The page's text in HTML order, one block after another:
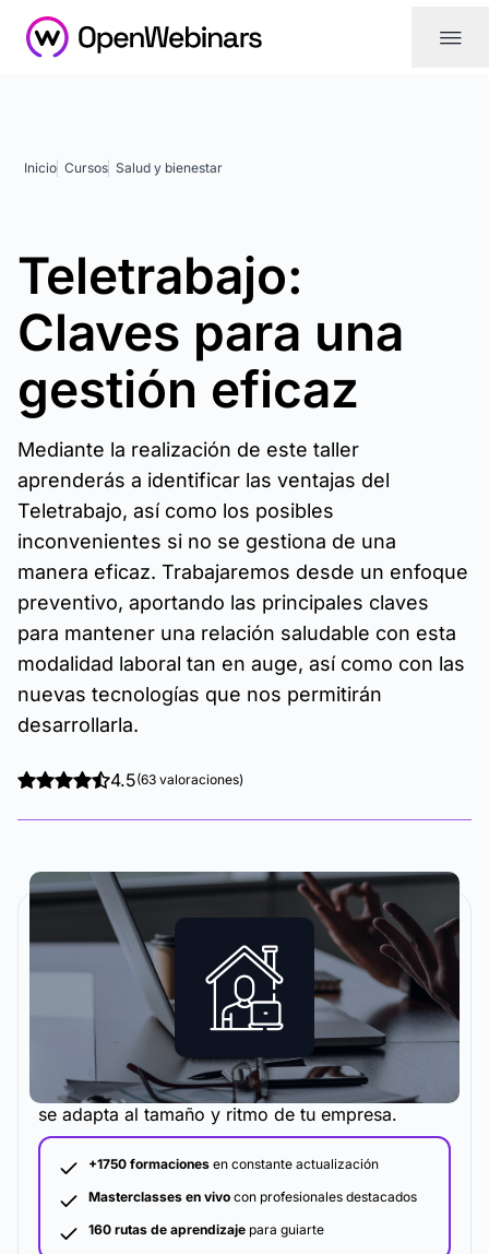
|||
Inicio Cursos Salud y bienestar
Teletrabajo:
Claves para una
gestión eficaz
Mediante la realización de este taller
aprenderás a identificar las ventajas del
Teletrabajo, así como los posibles
inconvenientes si no se gestiona de una
manera eficaz. Trabajaremos desde un enfoque
preventivo, aportando las principales claves
para mantener una relación saludable con esta
modalidad laboral tan en auge, así como con las
nuevas tecnologías que nos permitirán
desarrollarla.
4.5(63 valoraciones)
La metodología y plataforma de formación que
se adapta al tamaño y ritmo de tu empresa.
+1750 formaciones en constante actualización
Masterclasses en vivo con profesionales destacados
160 rutas de aprendizaje para guiarte